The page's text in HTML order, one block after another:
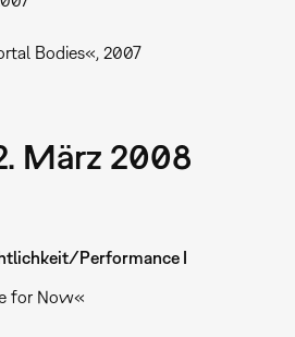
Bodies«, 2007
März 2008
Performance I
for Now«